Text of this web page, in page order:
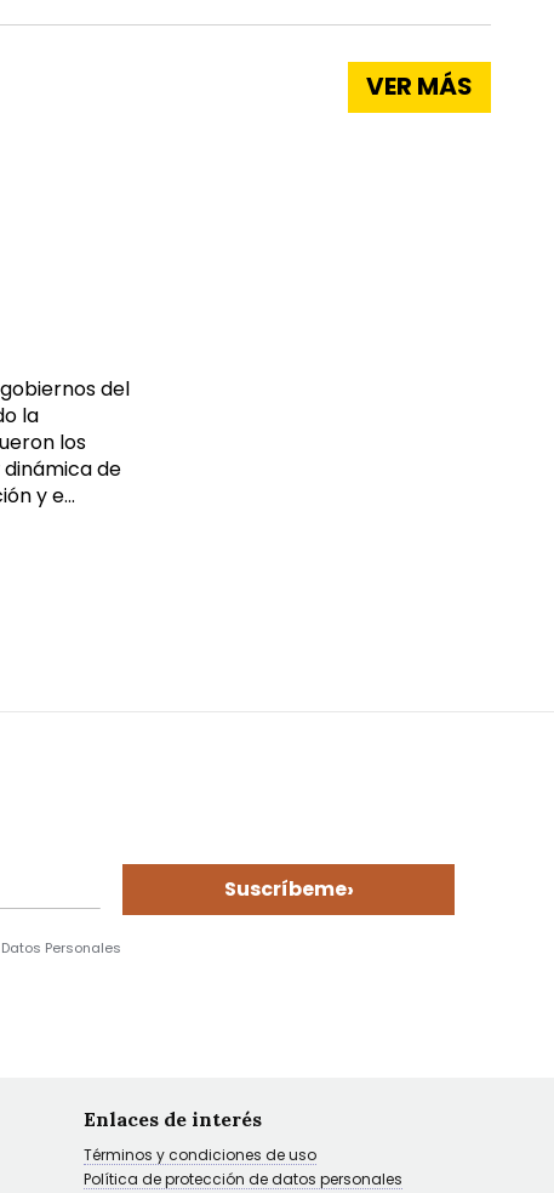
del
la
los
de
y e...
VER MÁS
Suscríbeme›
Personales
Enlaces de interés
Términos y condiciones de uso
Política de protección de datos personales